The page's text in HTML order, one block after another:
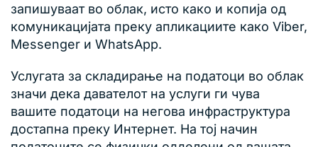
запишуваат во облак, исто како и копија од
комуникацијата преку апликациите како Viber,
Messenger и WhatsApp.
Услугата за складирање на податоци во облак
значи дека давателот на услуги ги чува
вашите податоци на негова инфраструктура
достапна преку Интернет. На тој начин